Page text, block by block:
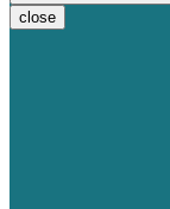
close